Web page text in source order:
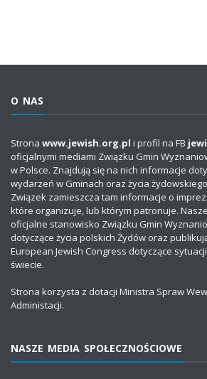
O NAS
Strona www.jewish.org.pl i profil na FB
oficjalnymi mediami Związku Gmin
w Polsce. Znajdują się na nich informacje
wydarzeń w Gminach oraz życia
Związek zamieszcza tam informacje o
które organizuje, lub którym patronuje.
oficjalne stanowisko Związku Gmin
dotyczące życia polskich Żydów oraz
European Jewish Congress dotyczące
świecie.
Strona korzysta z dotacji Ministra Spraw
Administacji.
NASZE MEDIA SPOŁECZNOŚCIOWE